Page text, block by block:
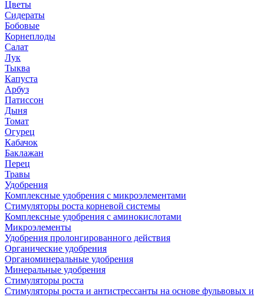
Цветы
Сидераты
Бобовые
Корнеплоды
Салат
Лук
Тыква
Капуста
Арбуз
Патиссон
Дыня
Томат
Огурец
Кабачок
Баклажан
Перец
Травы
Удобрения
Комплексные удобрения с микроэлементами
Стимуляторы роста корневой системы
Комплексные удобрения с аминокислотами
Микроэлементы
Удобрения пролонгированного действия
Органические удобрения
Органоминеральные удобрения
Минеральные удобрения
Стимуляторы роста
Стимуляторы роста и антистрессанты на основе фульвовых и